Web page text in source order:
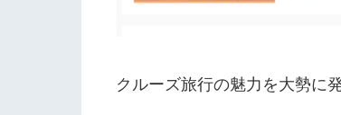
クルーズ旅行の魅力を大勢に